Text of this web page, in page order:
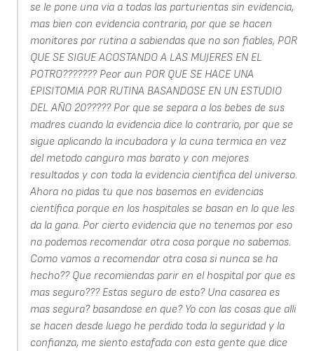
se le pone una via a todas las parturientas sin evidencia,
mas bien con evidencia contraria, por que se hacen
monitores por rutina a sabiendas que no son fiables, POR
QUE SE SIGUE ACOSTANDO A LAS MUJERES EN EL
POTRO??????? Peor aun POR QUE SE HACE UNA
EPISITOMIA POR RUTINA BASANDOSE EN UN ESTUDIO
DEL AÑO 20????? Por que se separa a los bebes de sus
madres cuando la evidencia dice lo contrario, por que se
sigue aplicando la incubadora y la cuna termica en vez
del metodo canguro mas barato y con mejores
resultados y con toda la evidencia cientifica del universo.
Ahora no pidas tu que nos basemos en evidencias
científica porque en los hospitales se basan en lo que les
da la gana. Por cierto evidencia que no tenemos por eso
no podemos recomendar otra cosa porque no sabemos.
Como vamos a recomendar otra cosa si nunca se ha
hecho?? Que recomiendas parir en el hospital por que es
mas seguro??? Estas seguro de esto? Una casarea es
mas segura? basandose en que? Yo con las cosas que alli
se hacen desde luego he perdido toda la seguridad y la
confianza, me siento estafada con esta gente que dice